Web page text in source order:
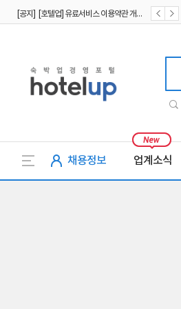
채용정보 업계소식